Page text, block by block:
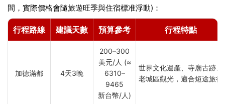
間，實際價格會隨旅遊旺季與住宿標准浮動)：
行程路線 建議天數 預算參考 行程特點
加德滿都 4天3晚
200–300
美元/人 (≈
6310–
9465
新台幣/人)
世界文化遺產、寺廟古跡、
老城區觀光，適合短途旅行